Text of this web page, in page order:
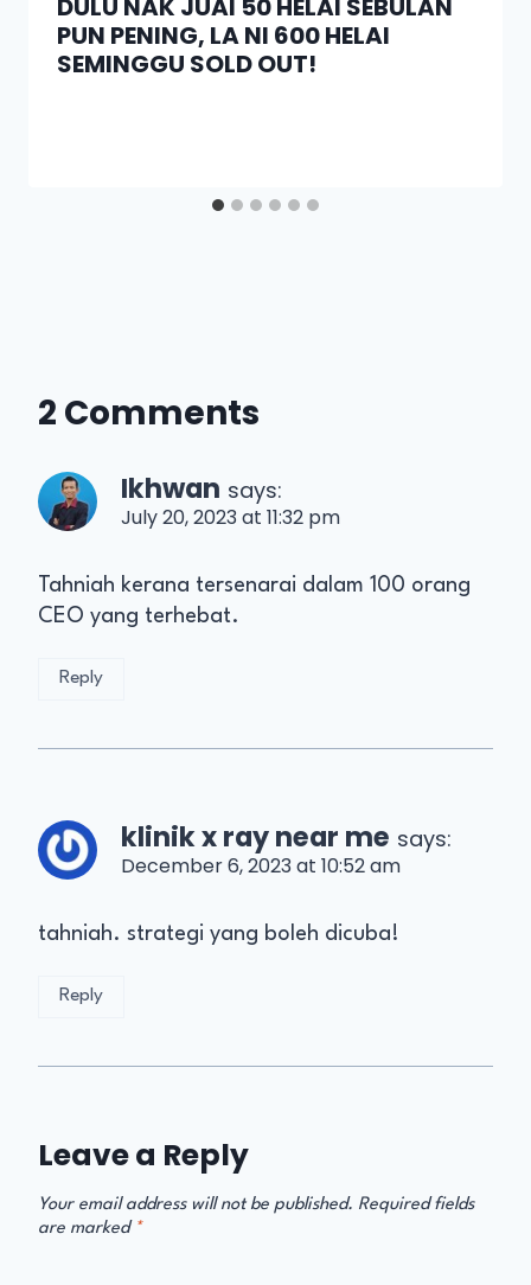
DULU NAK JUAI 50 HELAI SEBULAN
PUN PENING, LA NI 600 HELAI
SEMINGGU SOLD OUT!
2 Comments
Ikhwan says:
July 20, 2023 at 11:32 pm
Tahniah kerana tersenarai dalam 100 orang
CEO yang terhebat.
Reply
klinik x ray near me says:
December 6, 2023 at 10:52 am
tahniah. strategi yang boleh dicuba!
Reply
Leave a Reply
Your email address will not be published. Required fields
are marked *